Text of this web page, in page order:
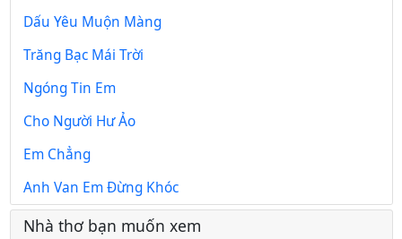
Dấu Yêu Muộn Màng
Trăng Bạc Mái Trời
Ngóng Tin Em
Cho Người Hư Ảo
Em Chẳng
Anh Van Em Đừng Khóc
Nhà thơ bạn muốn xem